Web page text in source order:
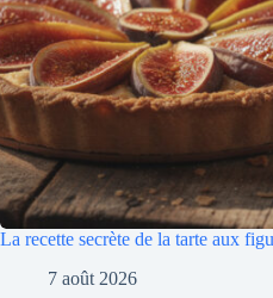
La recette secrète de la tarte aux
7 août 2026